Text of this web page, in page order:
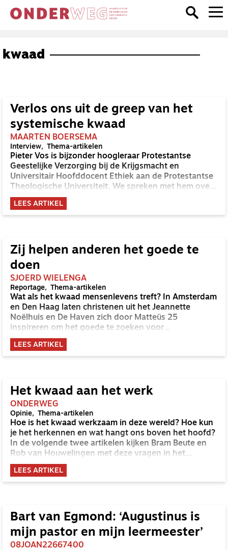
kwaad
Verlos ons uit de greep van het
systemische kwaad
MAARTEN BOERSEMA
Interview Thema-artikelen
Pieter Vos is bijzonder hoogleraar Protestantse
Geestelijke Verzorging bij de Krijgsmacht en
Universitair Hoofddocent Ethiek aan de Protestantse
Theologische Universiteit. We spreken met hem over
de systemische kant van het kwaad. Hoe werkt het
kwaad als macht in de praktijk en wat betekent het
om je daartegen te verzetten?
LEES ARTIKEL
Zij helpen anderen het goede te
doen
SJOERD WIELENGA
Reportage Thema-artikelen
Wat als het kwaad mensenlevens treft? In Amsterdam
en Den Haag laten christenen uit het Jeannette
Noëlhuis en De Haven zich door Matteüs 25
inspireren om het goede te zoeken voor
veerkrachtige mensen in nood. ‘We brengen Jezus
niet naar de mensen, maar denken in de mensen
Jezus te zien.’
LEES ARTIKEL
Het kwaad aan het werk
ONDERWEG
Opinie Thema-artikelen
Hoe is het kwaad werkzaam in deze wereld? Hoe kun
je het herkennen en wat hangt ons boven het hoofd?
In de volgende twee artikelen kijken Bram Beute en
Rob van Houwelingen met deze vragen in het
achterhoofd naar enkele gedeelten uit het Nieuwe
Testament.
LEES ARTIKEL
Bart van Egmond: ‘Augustinus is
mijn pastor en mijn leermeester’
08JOAN22667400